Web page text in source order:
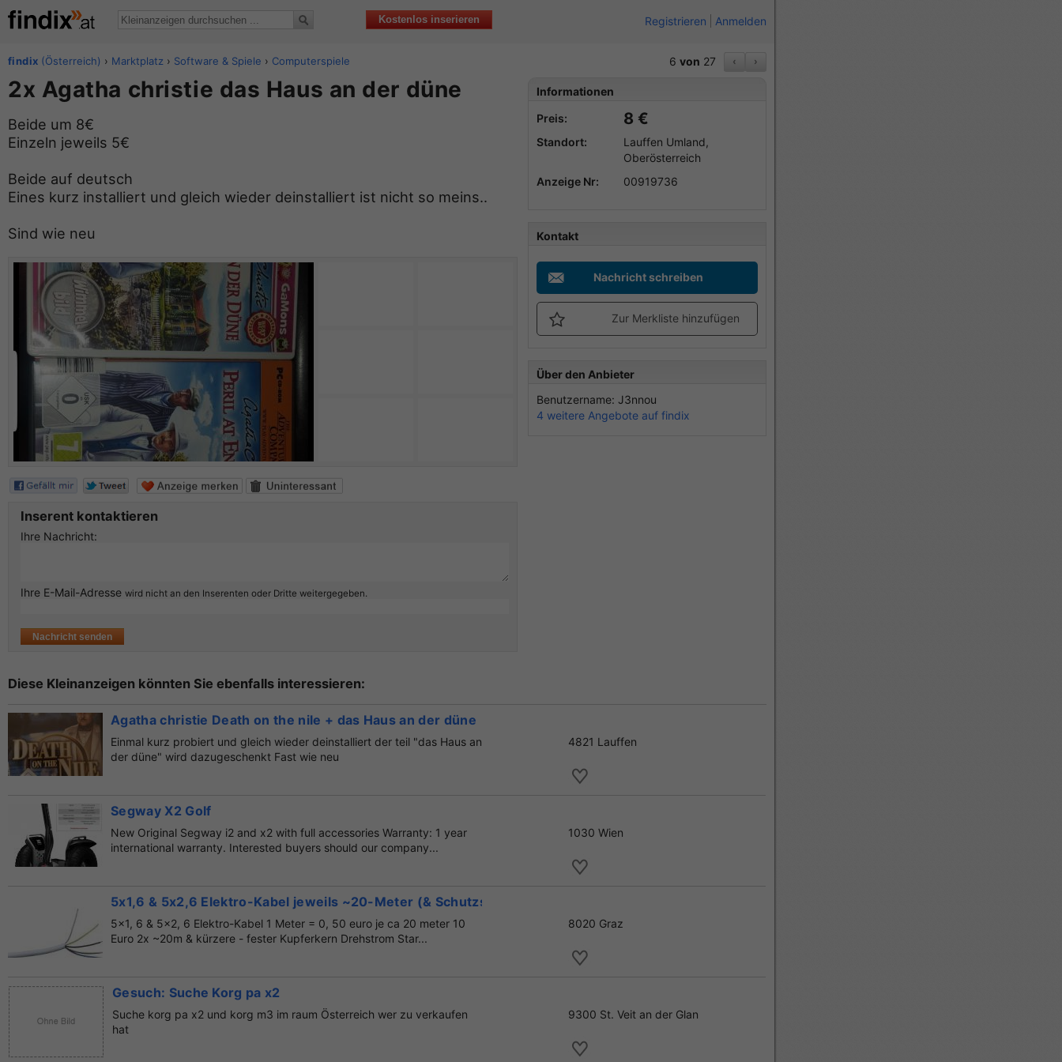
Kostenlos inserieren Registrieren Anmelden
findix (Österreich) › Marktplatz › Software & Spiele › Computerspiele 6 von 27 ‹ ›
2x Agatha christie das Haus an der düne
Beide um 8€
Einzeln jeweils 5€
Beide auf deutsch
Eines kurz installiert und gleich wieder deinstalliert ist nicht so meins..
Sind wie neu
Inserent kontaktieren
Ihre Nachricht:
Ihre E-Mail-Adresse wird nicht an den Inserenten oder Dritte weitergegeben.
Informationen
Preis:
8 €
Standort:
Lauffen Umland,
Oberösterreich
Anzeige Nr:
00919736
Kontakt
Nachricht schreiben
Zur Merkliste hinzufügen
Über den Anbieter
Benutzername: J3nnou
4 weitere Angebote auf findix
Diese Kleinanzeigen könnten Sie ebenfalls interessieren:
Agatha christie Death on the nile + das Haus an der düne
Einmal kurz probiert und gleich wieder deinstalliert der teil "das Haus an
der düne" wird dazugeschenkt Fast wie neu
4821 Lauffen
Segway X2 Golf
New Original Segway i2 and x2 with full accessories Warranty: 1 year
international warranty. Interested buyers should our company...
1030 Wien
5x1,6 & 5x2,6 Elektro-Kabel jeweils ~20-Meter (& Schutzschalter
5x1, 6 & 5x2, 6 Elektro-Kabel 1 Meter = 0, 50 euro je ca 20 meter 10
Euro 2x ~20m & kürzere - fester Kupferkern Drehstrom Star...
8020 Graz
Gesuch: Suche Korg pa x2
Suche korg pa x2 und korg m3 im raum Österreich wer zu verkaufen
hat
9300 St. Veit an der Glan